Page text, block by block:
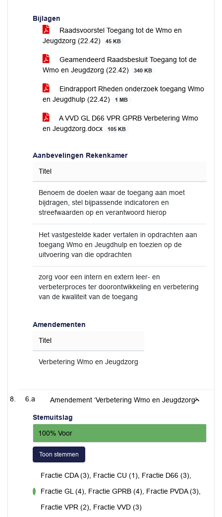
Bijlagen
Raadsvoorstel Toegang tot de Wmo en
Jeugdzorg (22.42)
45 KB
Geamendeerd Raadsbesluit Toegang tot de
Wmo en Jeugdzorg (22.42)
340 KB
Eindrapport Rheden onderzoek toegang Wmo
en Jeugdhulp (22.42)
1 MB
A VVD GL D66 VPR GPRB Verbetering Wmo
en Jeugdzorg.docx
105 KB
Aanbevelingen Rekenkamer
Titel
Benoem de doelen waar de toegang aan moet
bijdragen, stel bijpassende indicatoren en
streefwaarden op en verantwoord hierop
Het vastgestelde kader vertalen in opdrachten aan
toegang Wmo en Jeugdhulp en toezien op de
uitvoering van die opdrachten
zorg voor een intern en extern leer- en
verbeterproces ter doorontwikkeling en verbetering
van de kwaliteit van de toegang
Amendementen
Titel
Verbetering Wmo en Jeugdzorg
6.a Amendement ‘Verbetering Wmo en Jeugdzorg’
Stemuitslag
100% Voor
Toon stemmen
Fractie CDA (3), Fractie CU (1), Fractie D66 (3),
Fractie GL (4), Fractie GPRB (4), Fractie PVDA (3),
Fractie VPR (2), Fractie VVD (3)